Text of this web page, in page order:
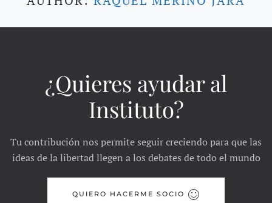
¿Quieres ayudar al
Instituto?
Tu contribución nos permite seguir creciendo para que las
ideas de la libertad llegen a los debates de todo el mundo
QUIERO HACERME SOCIO